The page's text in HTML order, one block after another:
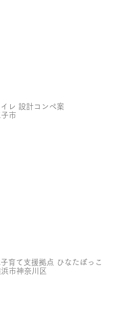
レ 設計コンペ案
市
育て支援拠点 ひなたぼっこ
市神奈川区